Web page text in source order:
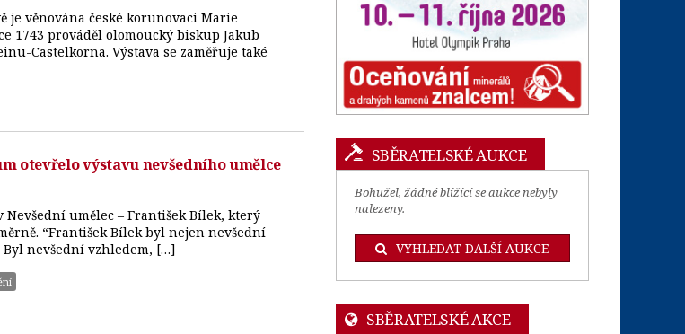
je věnována české korunovaci Marie
1743 prováděl olomoucký biskup Jakub
Castelkorna. Výstava se zaměřuje také
otevřelo výstavu nevšedního umělce
Nevšední umělec – František Bílek, který
“František Bílek byl nejen nevšední
Byl nevšední vzhledem, […]
SBĚRATELSKÉ AUKCE
Bohužel, žádné blížící se aukce nebyly
nalezeny.
VYHLEDAT DALŠÍ AUKCE
SBĚRATELSKÉ AKCE